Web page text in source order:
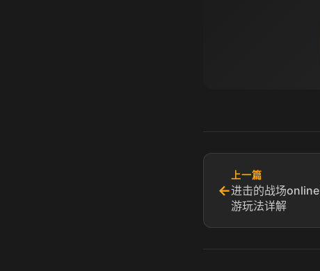
←
上一篇
进击的战场
游玩法详解